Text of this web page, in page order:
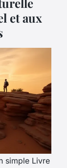
et aux
simple Livre